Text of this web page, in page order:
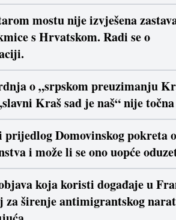
mostu nije izvješena
s Hrvatskom. Radi se o
o „srpskom preuzimanju
Kraš sad je naš“ nije točna
prijedlog Domovinskog pokreta
i može li se ono uopće
koja koristi događaje u
za širenje antimigrantskog